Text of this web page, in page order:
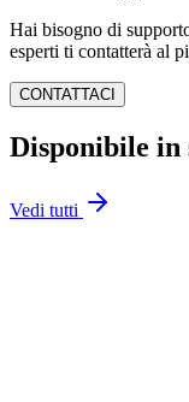
Hai bisogno di
esperti ti contatterà al
CONTATTACI
Disponibile in
Vedi tutti